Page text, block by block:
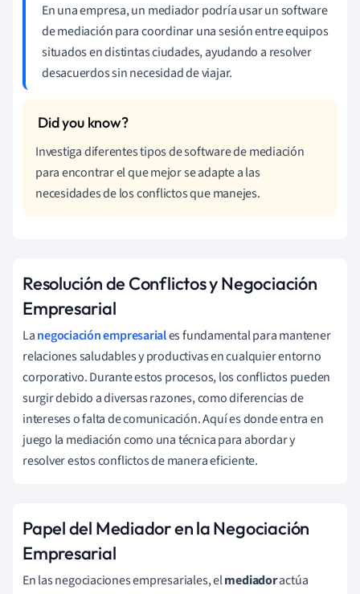
En una empresa, un mediador podría usar un software
de mediación para coordinar una sesión entre equipos
situados en distintas ciudades, ayudando a resolver
desacuerdos sin necesidad de viajar.
Investiga diferentes tipos de software de mediación
para encontrar el que mejor se adapte a las
necesidades de los conflictos que manejes.
Resolución de Conflictos y Negociación
Empresarial
Lanegociación empresariales fundamental para mantener
relaciones saludables y productivas en cualquier entorno
corporativo. Durante estos procesos, los conflictos pueden
surgir debido a diversas razones, como diferencias de
intereses o falta de comunicación. Aquí es donde entra en
juego la mediación como una técnica para abordar y
resolver estos conflictos de manera eficiente.
Papel del Mediador en la Negociación
Empresarial
En las negociaciones empresariales, elmediadoractúa